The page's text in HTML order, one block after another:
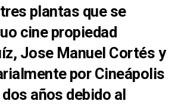
plantas que se
cine propiedad
Jose Manuel Cortés y
por Cineápolis
años debido al